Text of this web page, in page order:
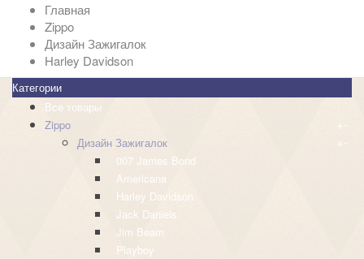
Главная
Zippo
Дизайн Зажигалок
Harley Davidson
Категории
Все товары
Zippo
+-
Дизайн Зажигалок +-
007 James Bond
Americana
Harley Davidson
Jack Daniels
Jim Beam
Playboy